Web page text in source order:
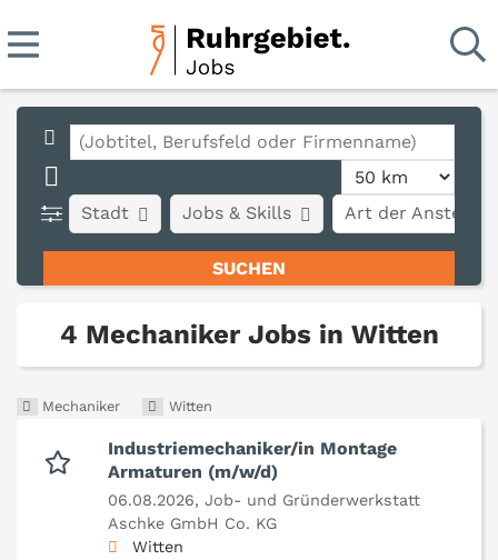
Stadt Art der
Jobs & Skills
4 Mechaniker Jobs in Witten
Mechaniker Witten
Industriemechaniker/in Montage
Armaturen (m/w/d)
06.08.2026, Job- und Gründerwerkstatt
Aschke GmbH Co. KG
Witten